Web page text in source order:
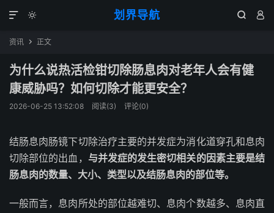
划界导航
  

资讯  正文
为什么说热活检钳切除肠息肉对老年人会有健
康威胁吗？如何切除才能更安全？
2026-06-25 13:52:08 阅读(3) 评论(0)
结肠息肉肠镜下切除治疗主要的并发症为消化道穿孔和息肉
切除部位的出血， 与并发症的发生密切相关的因素主要是结
肠息肉的数量、大小、类型以及结肠息肉的部位等。
一般而言，息肉所处的部位越难切、息肉个数越多、息肉直